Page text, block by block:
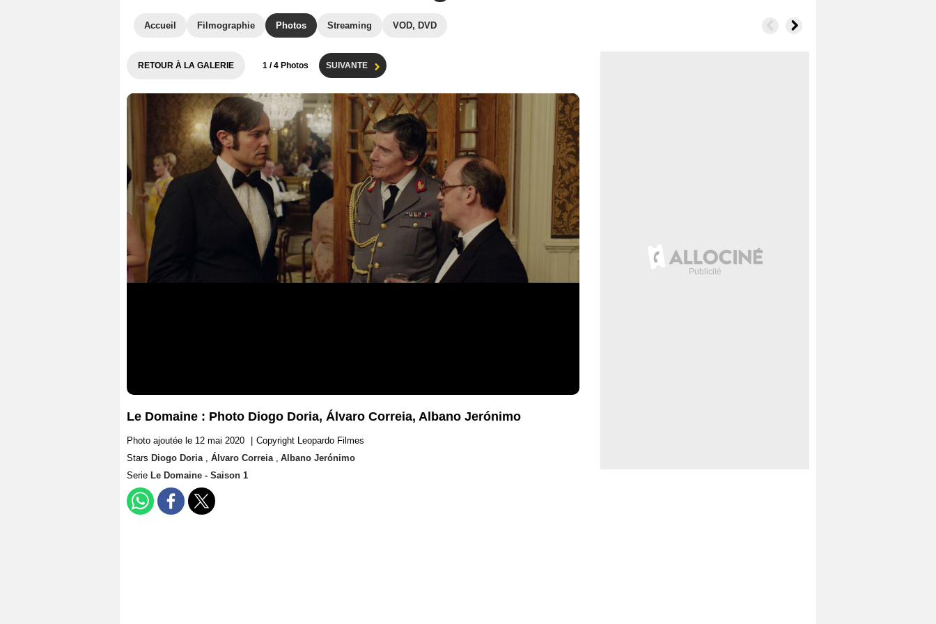
Accueil Filmographie Photos Streaming VOD, DVD
RETOUR À LA GALERIE 1 / 4 Photos SUIVANTE
Le Domaine : Photo Diogo Doria, Álvaro Correia, Albano Jerónimo
Photo ajoutée le 12 mai 2020
Copyright Leopardo Filmes
Stars Diogo Doria , Álvaro Correia , Albano Jerónimo
Serie Le Domaine - Saison 1